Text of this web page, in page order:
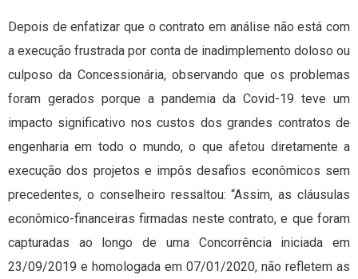
Depois de enfatizar que o contrato em análise não está com
a execução frustrada por conta de inadimplemento doloso ou
culposo da Concessionária, observando que os problemas
foram gerados porque a pandemia da Covid-19 teve um
impacto significativo nos custos dos grandes contratos de
engenharia em todo o mundo, o que afetou diretamente a
execução dos projetos e impôs desafios econômicos sem
precedentes, o conselheiro ressaltou: “Assim, as cláusulas
econômico-financeiras firmadas neste contrato, e que foram
capturadas ao longo de uma Concorrência iniciada em
23/09/2019 e homologada em 07/01/2020, não refletem as